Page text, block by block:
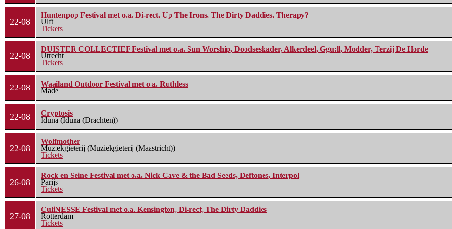
22-08
Huntenpop Festival met o.a. Di-rect, Up The Irons, The Dirty Daddies, Therapy?
Ulft
Tickets
22-08
DUISTER COLLECTIEF Festival met o.a. Sun Worship, Doodseskader, Alkerdeel, Ggu:ll, Modder, Terzij De Horde
Utrecht
Tickets
22-08
Waailand Outdoor Festival met o.a. Ruthless
Made
22-08
Cryptosis
Iduna (Iduna (Drachten))
22-08
Wolfmother
Muziekgieterij (Muziekgieterij (Maastricht))
Tickets
26-08
Rock en Seine Festival met o.a. Nick Cave & the Bad Seeds, Deftones, Interpol
Parijs
Tickets
27-08
CuliNESSE Festival met o.a. Kensington, Di-rect, The Dirty Daddies
Rotterdam
Tickets